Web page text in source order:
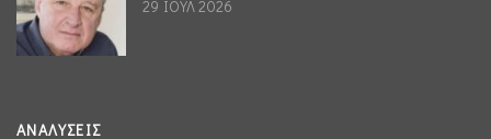
29 ΙΟΥΛ 2026
ΑΝΑΛΎΣΕΙΣ